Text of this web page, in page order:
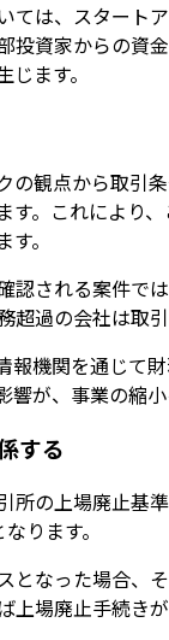
ては、スタート
投資家からの資
ます。
の観点から取引
す。これにより
。
認される案件で
過の会社は取
報機関を通じて
が、事業の縮
する
所の上場廃止基
ります。
となった場合、
上場廃止手続き